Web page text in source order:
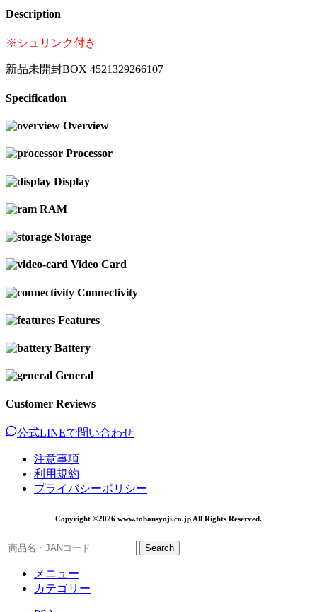
Description
※シュリンク付き
新品未開封BOX 4521329266107
Specification
Overview
Processor
Display
RAM
Storage
Video Card
Connectivity
Features
Battery
General
Customer Reviews
公式LINEで問い合わせ
注意事項
利用規約
プライバシーポリシー
Copyright ©2026 www.tobansyoji.co.jp All Rights Reserved.
Search
メニュー
カテゴリー